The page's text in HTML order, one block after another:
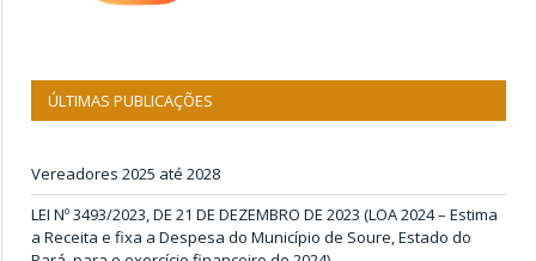
ÚLTIMAS PUBLICAÇÕES
Vereadores 2025 até 2028
LEI Nº 3493/2023, DE 21 DE DEZEMBRO DE 2023 (LOA 2024 – Estima
a Receita e fixa a Despesa do Município de Soure, Estado do